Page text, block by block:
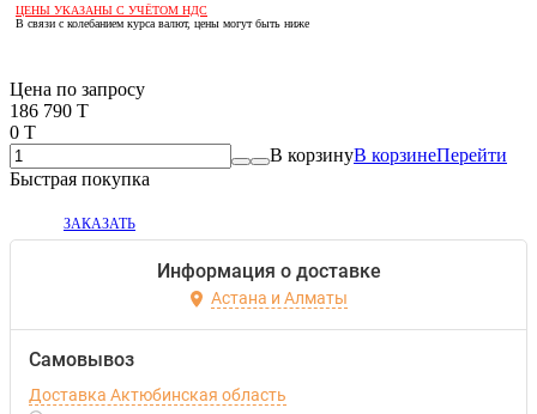
ЦЕНЫ УКАЗАНЫ С УЧЁТОМ НДС
В связи с колебанием курса валют, цены могут быть ниже
Цена по запросу
186 790 T
0 T
В корзинуВ корзинеПерейти
Быстрая покупка
ЗАКАЗАТЬ
Информация о доставке
Астана и Алматы
Самовывоз
Доставка Актюбинская область